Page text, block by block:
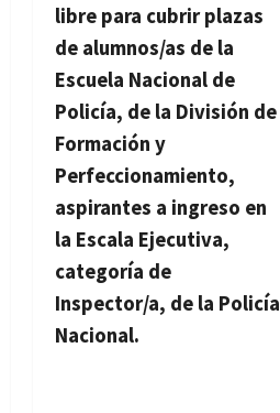
libre para cubrir plazas
de alumnos/as de la
Escuela Nacional de
Policía, de la División de
Formación y
Perfeccionamiento,
aspirantes a ingreso en
la Escala Ejecutiva,
categoría de
Inspector/a, de la Policía
Nacional.